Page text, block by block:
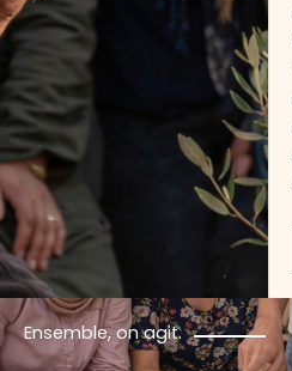
Ensemble, on agit.